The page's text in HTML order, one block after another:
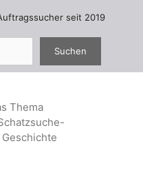
seit 2019
Suchen
Thema